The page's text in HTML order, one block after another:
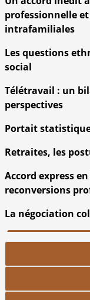
professionnelle
intrafamiliales
Les questions
social
Télétravail : un
perspectives
Portait
Retraites, les
Accord express
reconversions
La négociation